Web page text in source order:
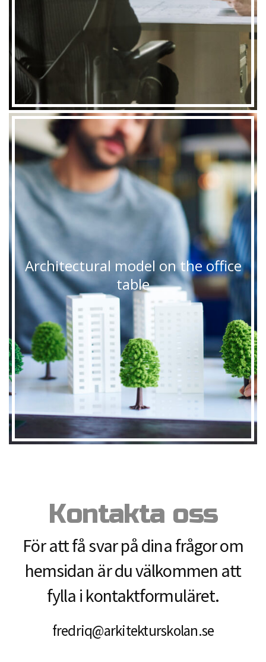
Architectural model on the office
table
Kontakta oss
För att få svar på dina frågor om
hemsidan är du välkommen att
fylla i kontaktformuläret.
fredriq@arkitekturskolan.se